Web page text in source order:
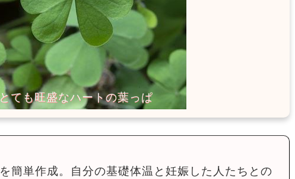
簡単作成。自分の基礎体温と妊娠した人たちとの